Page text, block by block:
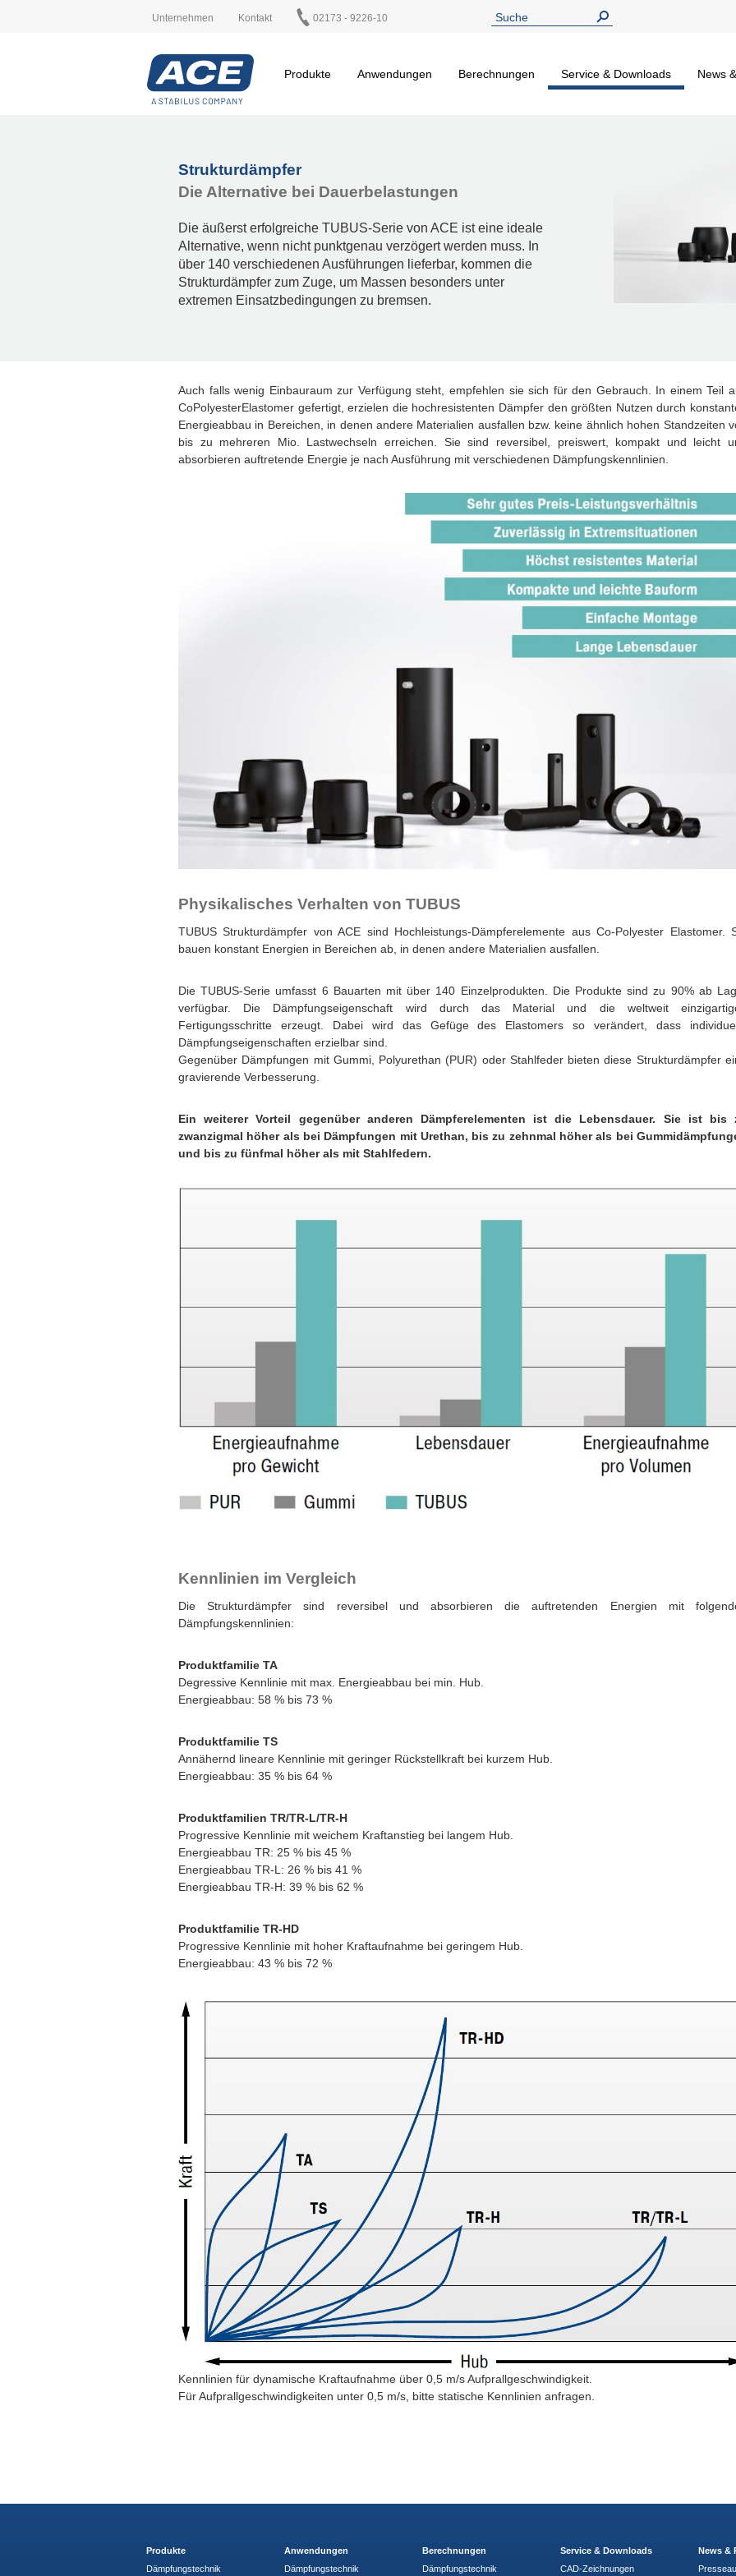
Unternehmen Kontakt 02173 - 9226-10
Produkte Anwendungen Berechnungen Service & Downloads News
Strukturdämpfer
Die Alternative bei Dauerbelastungen
Die äußerst erfolgreiche TUBUS-Serie von ACE ist eine ideale
Alternative, wenn nicht punktgenau verzögert werden muss. In
über 140 verschiedenen Ausführungen lieferbar, kommen die
Strukturdämpfer zum Zuge, um Massen besonders unter
extremen Einsatzbedingungen zu bremsen.
Auch falls wenig Einbauraum zur Verfügung steht, empfehlen sie sich für den Gebrauch. In einem Teil
CoPolyesterElastomer gefertigt, erzielen die hochresistenten Dämpfer den größten Nutzen durch
Energieabbau in Bereichen, in denen andere Materialien ausfallen bzw. keine ähnlich hohen Standzeiten
bis zu mehreren Mio. Lastwechseln erreichen. Sie sind reversibel, preiswert, kompakt und leicht
absorbieren auftretende Energie je nach Ausführung mit verschiedenen Dämpfungskennlinien.
Physikalisches Verhalten von TUBUS
TUBUS Strukturdämpfer von ACE sind Hochleistungs-Dämpferelemente aus Co-Polyester Elastomer.
bauen konstant Energien in Bereichen ab, in denen andere Materialien ausfallen.
Die TUBUS-Serie umfasst 6 Bauarten mit über 140 Einzelprodukten. Die Produkte sind zu 90% ab
verfügbar. Die Dämpfungseigenschaft wird durch das Material und die weltweit
Fertigungsschritte erzeugt. Dabei wird das Gefüge des Elastomers so verändert, dass
Dämpfungseigenschaften erzielbar sind.
Gegenüber Dämpfungen mit Gummi, Polyurethan (PUR) oder Stahlfeder bieten diese Strukturdämpfer
gravierende Verbesserung.
Ein weiterer Vorteil gegenüber anderen Dämpferelementen ist die Lebensdauer. Sie ist bis
zwanzigmal höher als bei Dämpfungen mit Urethan, bis zu zehnmal höher als bei
und bis zu fünfmal höher als mit Stahlfedern.
Kennlinien im Vergleich
Die Strukturdämpfer sind reversibel und absorbieren die auftretenden Energien mit
Dämpfungskennlinien:
Produktfamilie TA
Degressive Kennlinie mit max. Energieabbau bei min. Hub.
Energieabbau: 58 % bis 73 %
Produktfamilie TS
Annähernd lineare Kennlinie mit geringer Rückstellkraft bei kurzem Hub.
Energieabbau: 35 % bis 64 %
Produktfamilien TR/TR-L/TR-H
Progressive Kennlinie mit weichem Kraftanstieg bei langem Hub.
Energieabbau TR: 25 % bis 45 %
Energieabbau TR-L: 26 % bis 41 %
Energieabbau TR-H: 39 % bis 62 %
Produktfamilie TR-HD
Progressive Kennlinie mit hoher Kraftaufnahme bei geringem Hub.
Energieabbau: 43 % bis 72 %
Kennlinien für dynamische Kraftaufnahme über 0,5 m/s Aufprallgeschwindigkeit.
Für Aufprallgeschwindigkeiten unter 0,5 m/s, bitte statische Kennlinien anfragen.
Produkte
Dämpfungstechnik
Anwendungen
Dämpfungstechnik
Berechnungen
Dämpfungstechnik
Service & Downloads
CAD-Zeichnungen
News &